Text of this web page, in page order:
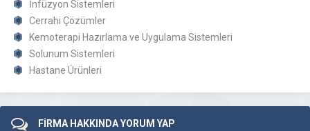
İnfüzyon Sistemleri
Cerrahi Çözümler
Kemoterapi Hazırlama ve Uygulama Sistemleri
Solunum Sistemleri
Hastane Ürünleri
FİRMA HAKKINDA YORUM YAP